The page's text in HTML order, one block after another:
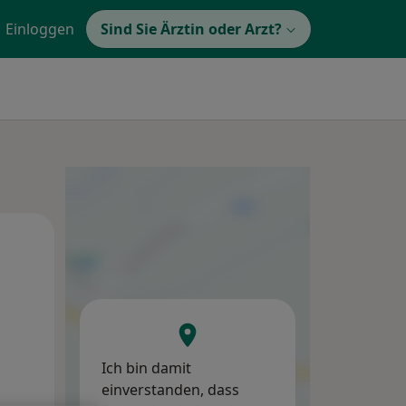
Einloggen Sind Sie Ärztin oder Arzt?
Ich bin damit
einverstanden, dass